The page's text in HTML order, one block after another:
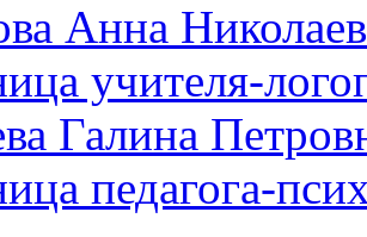
Анна
учителя-
Галина
педагога-